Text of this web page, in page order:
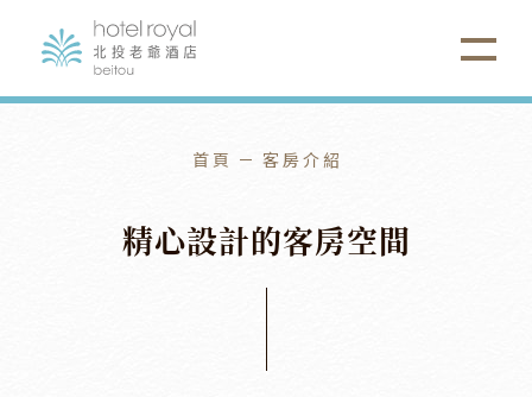
首頁 客房介紹
精心設計的客房空間